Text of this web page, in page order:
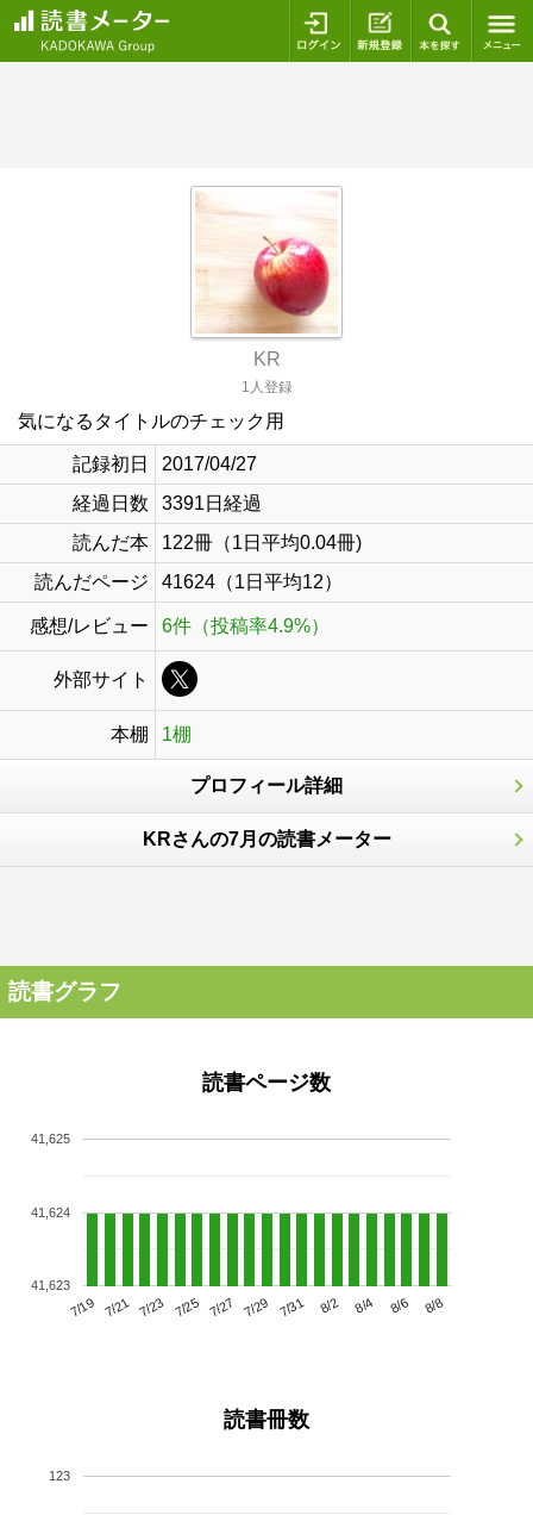
ログイン 新規登録
KR
1人登録
気になるタイトルのチェック用
記録初日
2017/04/27
経過日数
3391日経過
読んだ本
122冊（1日平均0.04冊)
読んだページ
41624（1日平均12）
感想/レビュー 6件（投稿率4.9%）
外部サイト
本棚 1棚
プロフィール詳細
KRさんの7月の読書メーター
読書グラフ
読書ページ数
7/19 7/21 7/23 7/25 7/27 7/29 7/31 8/2 8/4 8/6 8/8
41,623
41,624
41,625
読書冊数
123